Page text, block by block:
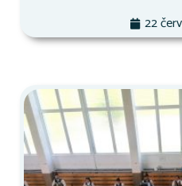
22